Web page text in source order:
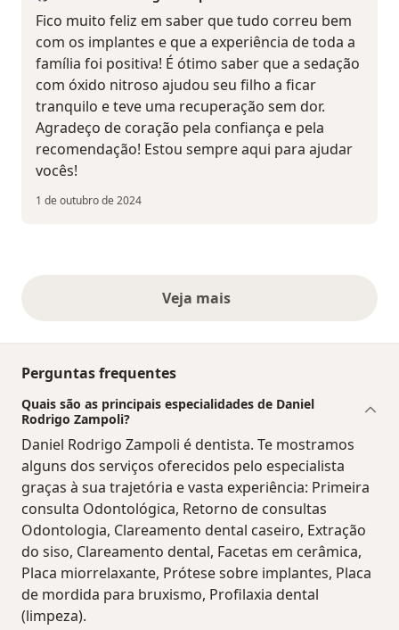
Fico muito feliz em saber que tudo correu bem
com os implantes e que a experiência de toda a
família foi positiva! É ótimo saber que a sedação
com óxido nitroso ajudou seu filho a ficar
tranquilo e teve uma recuperação sem dor.
Agradeço de coração pela confiança e pela
recomendação! Estou sempre aqui para ajudar
vocês!
1 de outubro de 2024
Veja maisopiniões acima
Perguntas frequentes
Quais são as principais especialidades de Daniel
Rodrigo Zampoli?
Daniel Rodrigo Zampoli é dentista. Te mostramos
alguns dos serviços oferecidos pelo especialista
graças à sua trajetória e vasta experiência: Primeira
consulta Odontológica, Retorno de consultas
Odontologia, Clareamento dental caseiro, Extração
do siso, Clareamento dental, Facetas em cerâmica,
Placa miorrelaxante, Prótese sobre implantes, Placa
de mordida para bruxismo, Profilaxia dental
(limpeza).